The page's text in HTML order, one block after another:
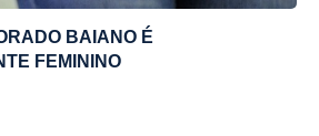
BAIANO É
FEMININO